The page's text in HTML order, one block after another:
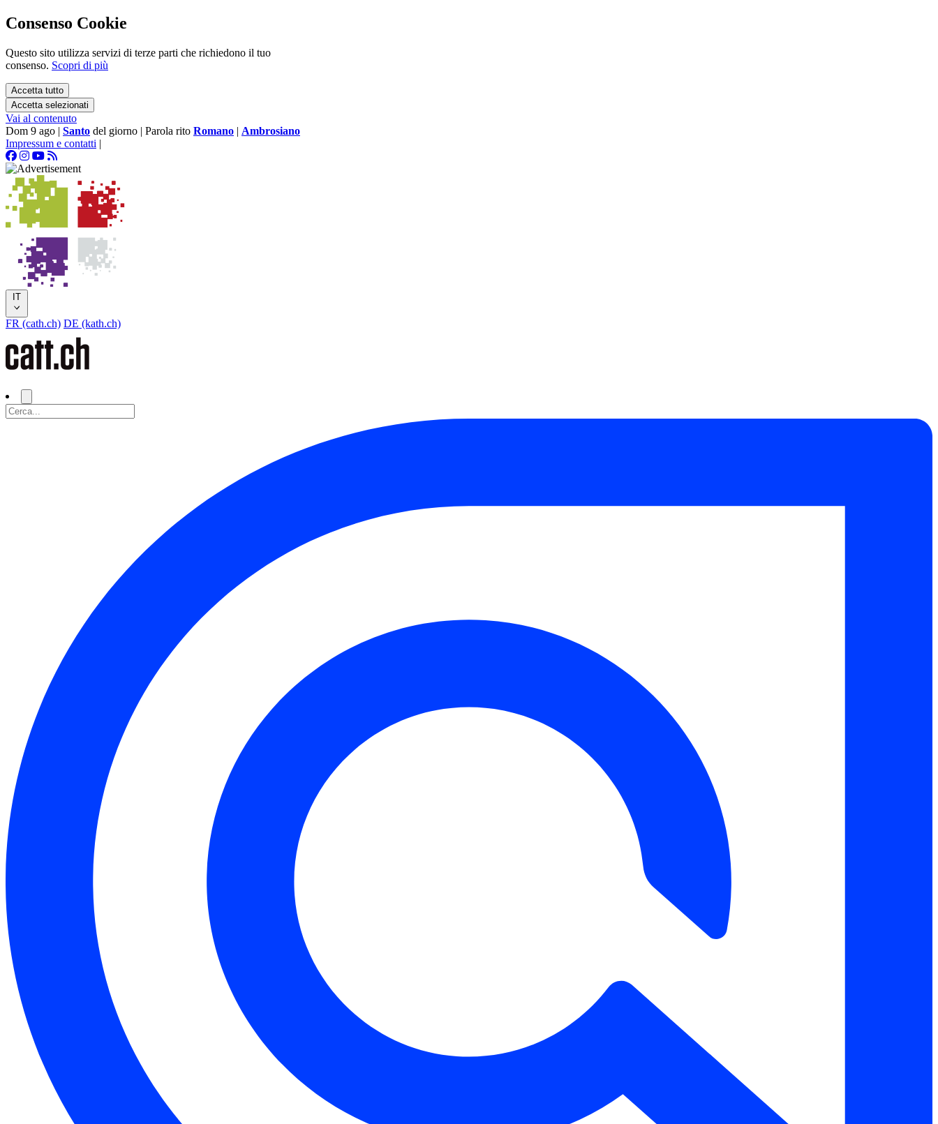
Consenso Cookie
Questo sito utilizza servizi di terze parti che richiedono il tuo
consenso. Scopri di più
Accetta tutto
Accetta selezionati
Vai al contenuto
Dom 9 ago | Santo del giorno | Parola rito Romano | Ambrosiano
Impressum e contatti |
IT
FR (cath.ch) DE (kath.ch)